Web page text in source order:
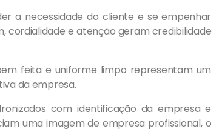
a necessidade do cliente e se empenhar
cordialidade e atenção geram credibilidade
feita e uniforme limpo representam um
da empresa.
com identificação da empresa e
uma imagem de empresa profissional, o